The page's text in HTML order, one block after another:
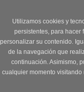
Utilizamos cookies y
persistentes, para hacer
personalizar su contenido.
de la navegación que
continuación. Asimismo,
cualquier momento visitando